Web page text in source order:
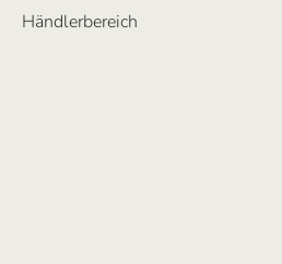
Händlerbereich